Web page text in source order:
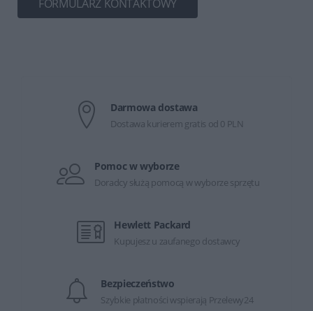
FORMULARZ KONTAKTOWY
Darmowa dostawa
Dostawa kurierem gratis od 0 PLN
Pomoc w wyborze
Doradcy służą pomocą w wyborze sprzętu
Hewlett Packard
Kupujesz u zaufanego dostawcy
Bezpieczeństwo
Szybkie płatności wspierają Przelewy24